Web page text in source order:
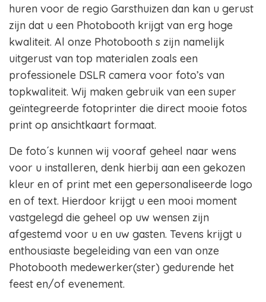
huren voor de regio Garsthuizen dan kan u gerust
zijn dat u een Photobooth krijgt van erg hoge
kwaliteit. Al onze Photobooth s zijn namelijk
uitgerust van top materialen zoals een
professionele DSLR camera voor foto’s van
topkwaliteit. Wij maken gebruik van een super
geïntegreerde fotoprinter die direct mooie fotos
print op ansichtkaart formaat.
De foto´s kunnen wij vooraf geheel naar wens
voor u installeren, denk hierbij aan een gekozen
kleur en of print met een gepersonaliseerde logo
en of text. Hierdoor krijgt u een mooi moment
vastgelegd die geheel op uw wensen zijn
afgestemd voor u en uw gasten. Tevens krijgt u
enthousiaste begeleiding van een van onze
Photobooth medewerker(ster) gedurende het
feest en/of evenement.